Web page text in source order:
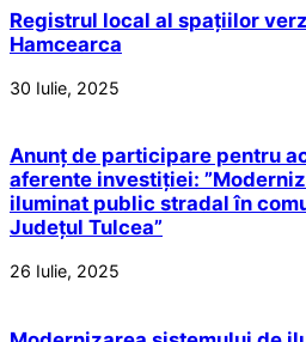
Registrul local al spațiilor
Hamcearca
30 Iulie, 2025
Anunț de participare pentru
aferente investiției:
iluminat public stradal în
Județul Tulcea”
26 Iulie, 2025